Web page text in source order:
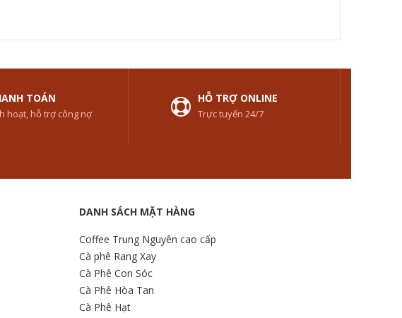
TOÁN
hoạt, hỗ trợ công nợ
HỖ TRỢ ONLINE
Trực tuyến 24/7
DANH SÁCH MẶT HÀNG
Coffee Trung Nguyên cao cấp
Cà phê Rang Xay
Cà Phê Con Sóc
Cà Phê Hòa Tan
Cà Phê Hạt